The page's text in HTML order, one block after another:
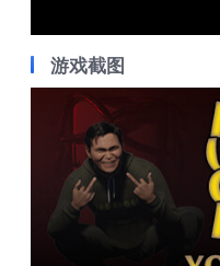
游戏截图